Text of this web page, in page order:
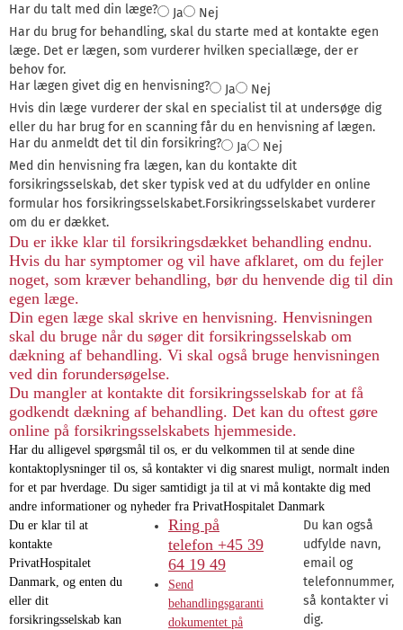
Har du talt med din læge? Ja
Nej
Har du brug for behandling, skal du starte med at kontakte egen
læge. Det er lægen, som vurderer hvilken speciallæge, der er
behov for.
Har lægen givet dig en henvisning?
Ja
Nej
Hvis din læge vurderer der skal en specialist til at undersøge dig
eller du har brug for en scanning får du en henvisning af lægen.
Har du anmeldt det til din forsikring?
Ja
Nej
Med din henvisning fra lægen, kan du kontakte dit
forsikringsselskab, det sker typisk ved at du udfylder en online
formular hos forsikringsselskabet.Forsikringsselskabet vurderer
om du er dækket.
Du er ikke klar til forsikringsdækket behandling endnu.
Hvis du har symptomer og vil have afklaret, om du fejler
noget, som kræver behandling, bør du henvende dig til din
egen læge.
Din egen læge skal skrive en henvisning. Henvisningen
skal du bruge når du søger dit forsikringsselskab om
dækning af behandling. Vi skal også bruge henvisningen
ved din forundersøgelse.
Du mangler at kontakte dit forsikringsselskab for at få
godkendt dækning af behandling. Det kan du oftest gøre
online på forsikringsselskabets hjemmeside.
Har du alligevel spørgsmål til os, er du velkommen til at sende dine
kontaktoplysninger til os, så kontakter vi dig snarest muligt, normalt inden
for et par hverdage. Du siger samtidigt ja til at vi må kontakte dig med
andre informationer og nyheder fra PrivatHospitalet Danmark
Du er klar til at
kontakte
PrivatHospitalet
Danmark, og enten du
eller dit
forsikringsselskab kan
Ring på
telefon +45 39
64 19 49
Send
behandlingsgaranti
dokumentet på
Du kan også
udfylde navn,
email og
telefonnummer,
så kontakter vi
dig.